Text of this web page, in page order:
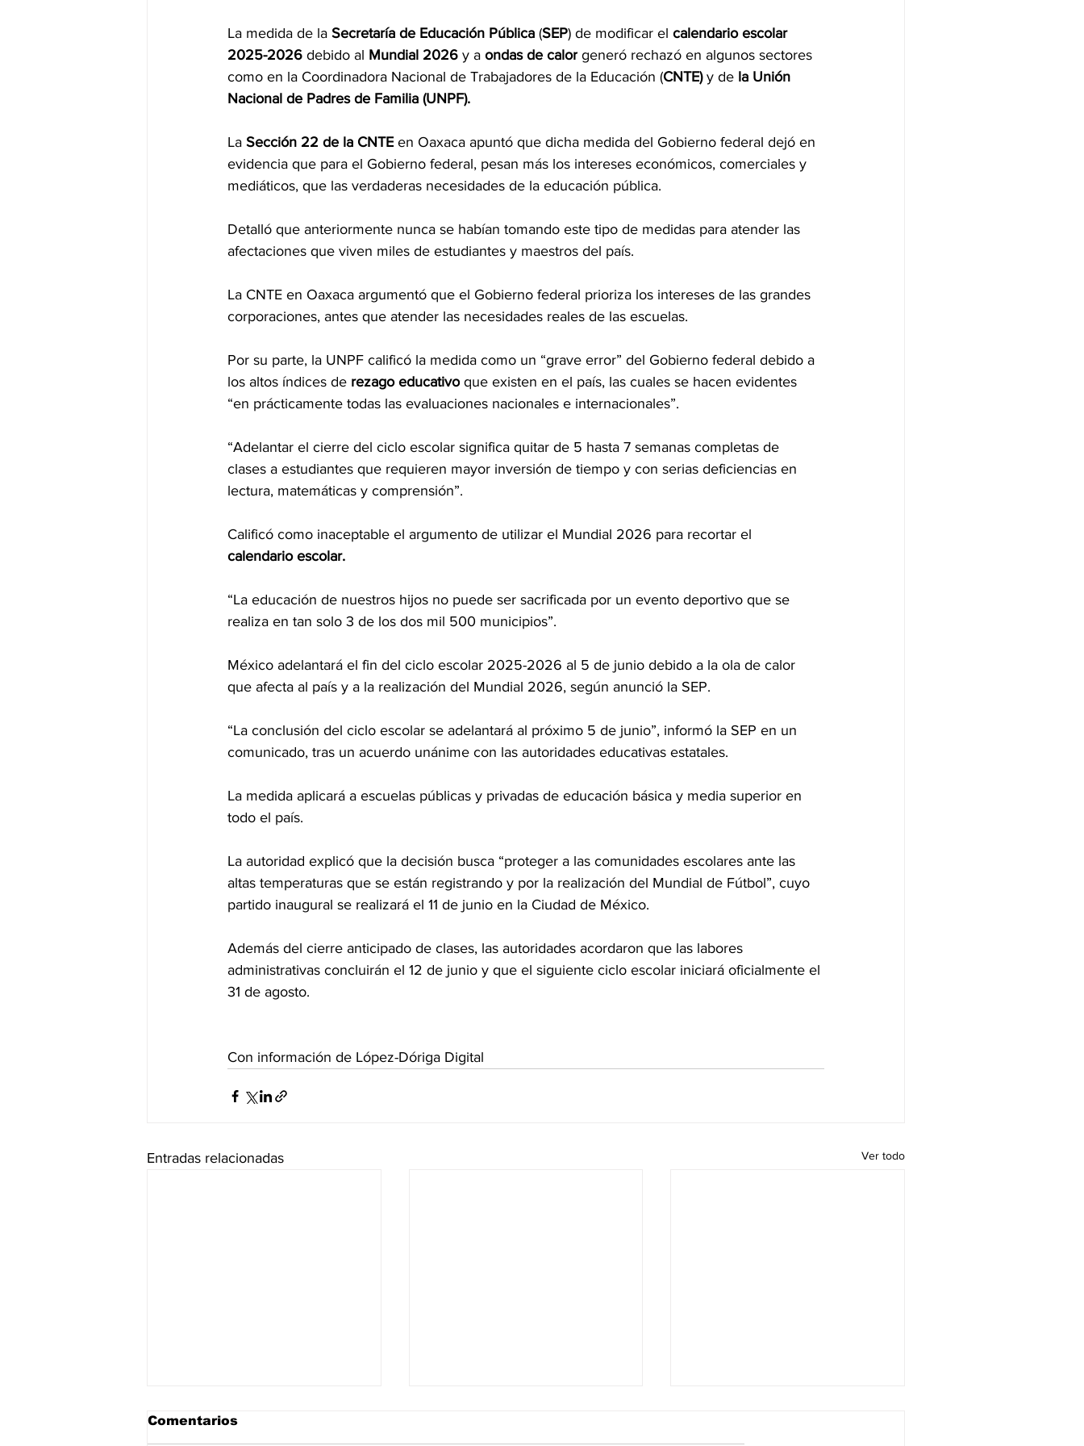
La medida de la Secretaría de Educación Pública (SEP) de modificar el calendario escolar
2025-2026 debido al Mundial 2026 y a ondas de calor generó rechazó en algunos sectores
como en la Coordinadora Nacional de Trabajadores de la Educación (CNTE) y de la Unión
Nacional de Padres de Familia (UNPF).
La Sección 22 de la CNTE en Oaxaca apuntó que dicha medida del Gobierno federal dejó en
evidencia que para el Gobierno federal, pesan más los intereses económicos, comerciales y
mediáticos, que las verdaderas necesidades de la educación pública.
Detalló que anteriormente nunca se habían tomando este tipo de medidas para atender las
afectaciones que viven miles de estudiantes y maestros del país.
La CNTE en Oaxaca argumentó que el Gobierno federal prioriza los intereses de las grandes
corporaciones, antes que atender las necesidades reales de las escuelas.
Por su parte, la UNPF calificó la medida como un “grave error” del Gobierno federal debido a
los altos índices de rezago educativo que existen en el país, las cuales se hacen evidentes
“en prácticamente todas las evaluaciones nacionales e internacionales”.
“Adelantar el cierre del ciclo escolar significa quitar de 5 hasta 7 semanas completas de
clases a estudiantes que requieren mayor inversión de tiempo y con serias deficiencias en
lectura, matemáticas y comprensión”.
Calificó como inaceptable el argumento de utilizar el Mundial 2026 para recortar el
calendario escolar.
“La educación de nuestros hijos no puede ser sacrificada por un evento deportivo que se
realiza en tan solo 3 de los dos mil 500 municipios”.
México adelantará el fin del ciclo escolar 2025-2026 al 5 de junio debido a la ola de calor
que afecta al país y a la realización del Mundial 2026, según anunció la SEP.
“La conclusión del ciclo escolar se adelantará al próximo 5 de junio”, informó la SEP en un
comunicado, tras un acuerdo unánime con las autoridades educativas estatales.
La medida aplicará a escuelas públicas y privadas de educación básica y media superior en
todo el país.
La autoridad explicó que la decisión busca “proteger a las comunidades escolares ante las
altas temperaturas que se están registrando y por la realización del Mundial de Fútbol”, cuyo
partido inaugural se realizará el 11 de junio en la Ciudad de México.
Además del cierre anticipado de clases, las autoridades acordaron que las labores
administrativas concluirán el 12 de junio y que el siguiente ciclo escolar iniciará oficialmente el
31 de agosto.
Con información de López-Dóriga Digital
Entradas relacionadas Ver todo
Comentarios